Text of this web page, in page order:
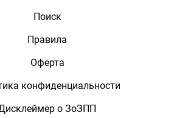
Поиск
Правила
Оферта
конфиденциальности
о ЗоЗПП